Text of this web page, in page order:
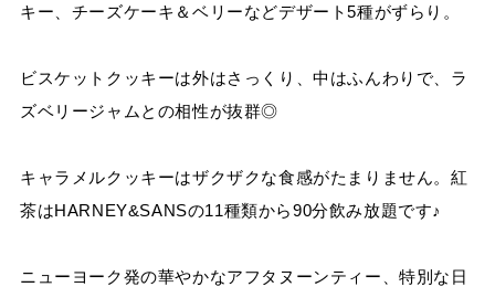
キー、チーズケーキ＆ベリーなどデザート5種がずらり。
ビスケットクッキーは外はさっくり、中はふんわりで、ラ
ズベリージャムとの相性が抜群◎
キャラメルクッキーはザクザクな食感がたまりません。紅
茶はHARNEY&SANSの11種類から90分飲み放題です♪
ニューヨーク発の華やかなアフタヌーンティー、特別な日